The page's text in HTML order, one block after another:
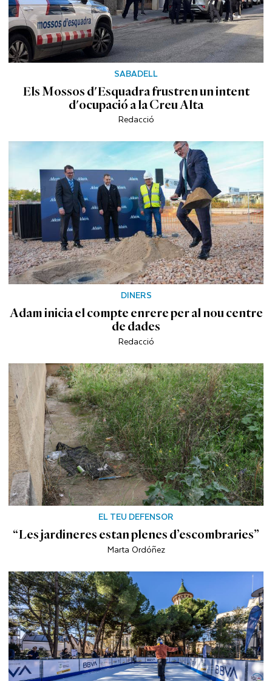
SABADELL
Els Mossos d'Esquadra frustren un intent
d'ocupació a la Creu Alta
Redacció
DINERS
Adam inicia el compte enrere per al nou centre
de dades
Redacció
EL TEU DEFENSOR
“Les jardineres estan plenes d’escombraries”
Marta Ordóñez